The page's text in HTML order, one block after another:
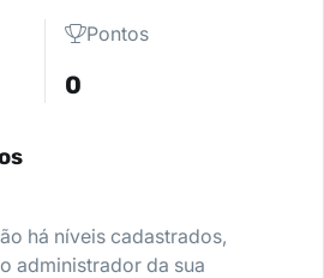
Pontos
0
há níveis cadastrados,
administrador da sua